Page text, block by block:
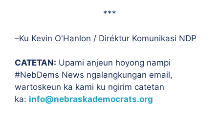
***
–Ku Kevin O'Hanlon / Diréktur Komunikasi NDP
CATETAN: Upami anjeun hoyong nampi
#NebDems News ngalangkungan email,
wartoskeun ka kami ku ngirim catetan
ka: info@nebraskademocrats.org